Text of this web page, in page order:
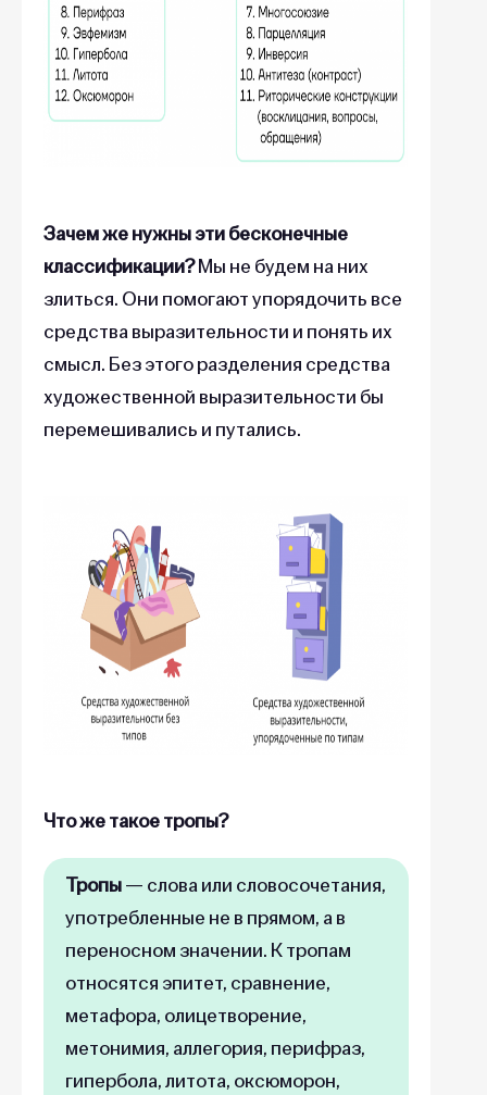
Зачем же нужны эти бесконечные
классификации?Мы не будем на них
злиться. Они помогают упорядочить все
средства выразительности и понять их
смысл. Без этого разделения средства
художественной выразительности бы
перемешивались и путались.
Что же такое тропы?
Тропы— слова или словосочетания,
употребленные не в прямом, а в
переносном значении. К тропам
относятся эпитет, сравнение,
метафора, олицетворение,
метонимия, аллегория, перифраз,
гипербола, литота, оксюморон,